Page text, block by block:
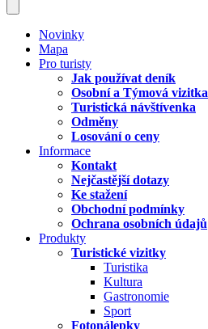
Novinky
Mapa
Pro turisty
Jak používat deník
Osobní a Týmová vizitka
Turistická návštívenka
Odměny
Losování o ceny
Informace
Kontakt
Nejčastější dotazy
Ke stažení
Obchodní podmínky
Ochrana osobních údajů
Produkty
Turistické vizitky
Turistika
Kultura
Gastronomie
Sport
Fotonálepky